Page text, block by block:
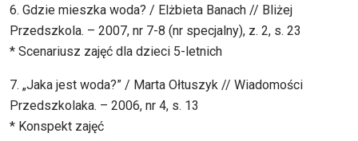
6. Gdzie mieszka woda? / Elżbieta Banach // Bliżej
Przedszkola. – 2007, nr 7-8 (nr specjalny), z. 2, s. 23
* Scenariusz zajęć dla dzieci 5-letnich
7. „Jaka jest woda?” / Marta Ołtuszyk // Wiadomości
Przedszkolaka. – 2006, nr 4, s. 13
* Konspekt zajęć